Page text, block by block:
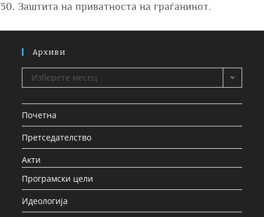
Заштита на приватноста на граѓанинот.
Архиви
Изберете месец
Почетна
Претседателство
Акти
Програмски цели
Идеологија